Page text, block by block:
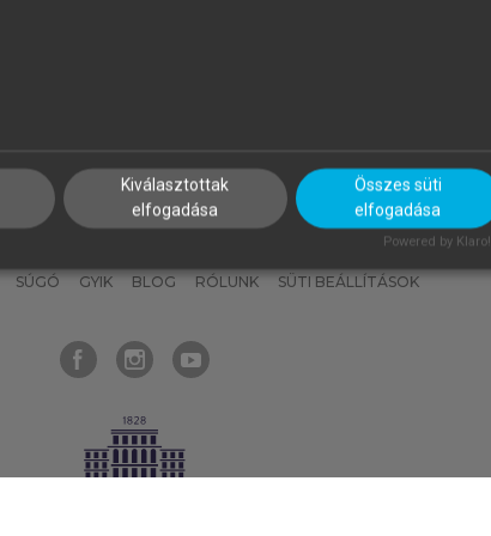
MI – ÁLTALÁNOS IRÁNYELVEK
SÚGÓ GYIK BLOG RÓLUNK SÜTI BEÁLLÍTÁSOK
Kiválasztottak
elfogadása
Összes süti
elfogadása
Powered by Klaro!